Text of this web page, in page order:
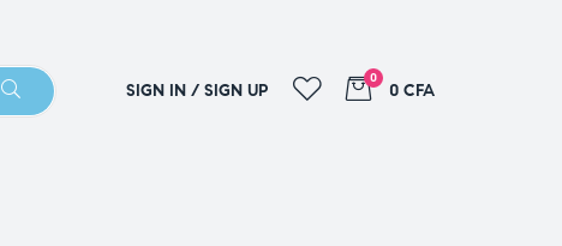
SIGN IN / SIGN UP
0
0 CFA